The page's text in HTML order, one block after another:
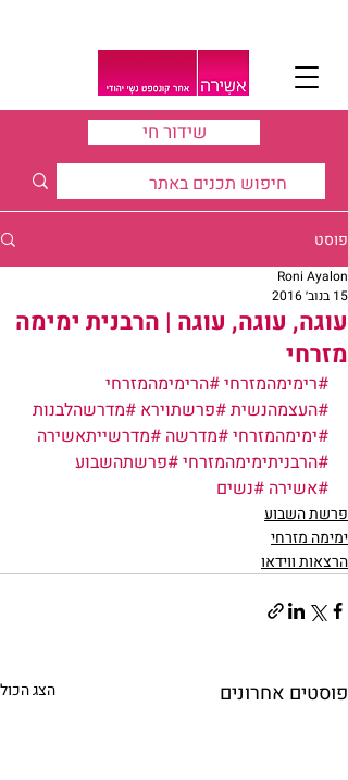
שידור חי
פוסט
עוגה, עוגה, עוגה | הרבנית ימימה
מזרחי
Roni Ayalon
15 בנוב׳ 2016
#רימימהמזרחי#הרימימהמזרחי
#העצמהנשית#פרשתוירא #מדרשהלבנות
#ימימהמזרחי#מדרשה #מדרשייתאשירה
#הרבניתימימהמזרחי#פרשתהשבוע
#אשירה #נשים
פרשת השבוע
ימימה מזרחי
הרצאות ווידאו
פוסטים אחרונים הצג הכול